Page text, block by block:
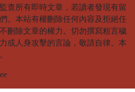
查所有即時文章，若讀者發現有留
。本站有權刪除任何內容及拒絕任
刪除文章的權力。切勿撰寫粗言穢
或人身攻擊的言論，敬請自律。本